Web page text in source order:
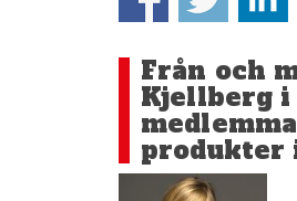
Från och
Kjellberg i
produkter